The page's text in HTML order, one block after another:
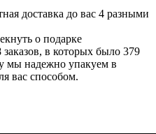
доставка до вас 4 разными
о подарке
в которых было 379
мы надежно упакуем в
вас способом.